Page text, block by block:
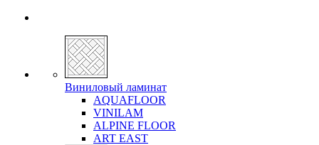
Виниловый ламинат
AQUAFLOOR
VINILAM
ALPINE FLOOR
ART EAST